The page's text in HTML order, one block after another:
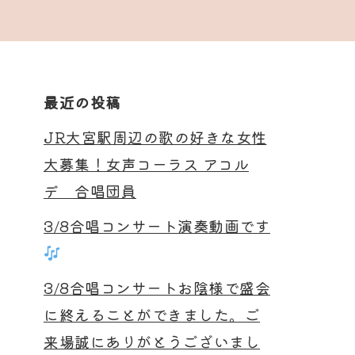
最近の投稿
JR大宮駅周辺の歌の好きな女性
大募集！女声コーラス アコル
デ 合唱団員
3/8合唱コンサート演奏動画です
3/8合唱コンサートお陰様で盛会
に終えることができました。ご
来場誠にありがとうございまし